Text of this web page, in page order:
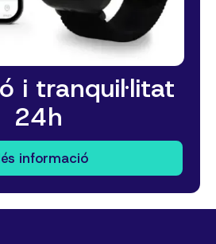
i tranquil·litat
24h
informació